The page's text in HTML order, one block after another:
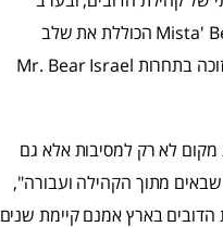
תתקיים תחרות Mista' Bear הכוללת את שלב
הנאומים והכתרת הזוכה בתחרות Mr. Bear Israel
לא רק למסיבות אלא גם
שבאים מתוך הקהילה ועבורה",
הדובים בארץ אמנם קיימת שנים